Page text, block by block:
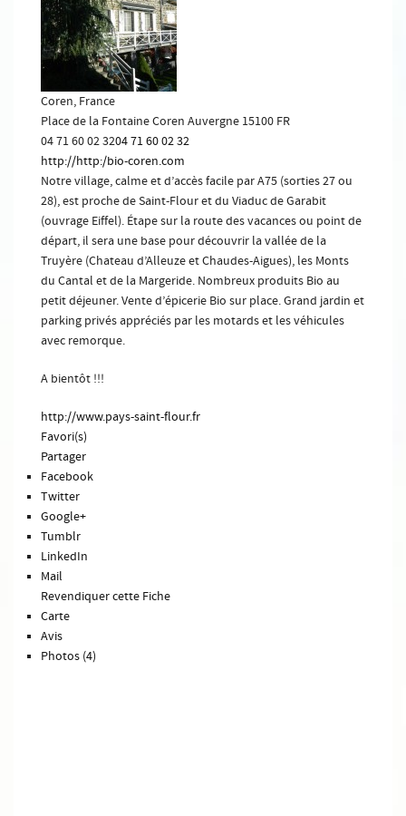
Coren, France
Place de la FontaineCoren Auvergne 15100 FR
04 71 60 02 3204 71 60 02 32
http://http:/bio-coren.com
Notre village, calme et d’accès facile par A75 (sorties 27 ou
28), est proche de Saint-Flour et du Viaduc de Garabit
(ouvrage Eiffel). Étape sur la route des vacances ou point de
départ, il sera une base pour découvrir la vallée de la
Truyère (Chateau d’Alleuze et Chaudes-Aigues), les Monts
du Cantal et de la Margeride. Nombreux produits Bio au
petit déjeuner. Vente d’épicerie Bio sur place. Grand jardin et
parking privés appréciés par les motards et les véhicules
avec remorque.
A bientôt !!!
http://www.pays-saint-flour.fr
Favori(s)
Partager
Facebook
Twitter
Google+
Tumblr
LinkedIn
Mail
Revendiquer cette Fiche
Carte
Avis
Photos (4)